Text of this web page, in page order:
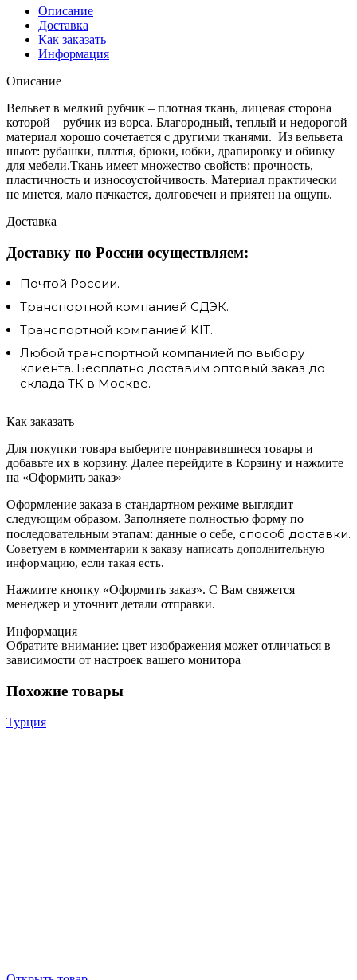
Описание
Доставка
Как заказать
Информация
Описание
Вельвет в мелкий рубчик – плотная ткань, лицевая сторона
которой – рубчик из ворса. Благородный, теплый и недорогой
материал хорошо сочетается с другими тканями. Из вельвета
шьют: рубашки, платья, брюки, юбки, драпировку и обивку
для мебели.Ткань имеет множество свойств: прочность,
пластичность и износоустойчивость. Материал практически
не мнется, мало пачкается, долговечен и приятен на ощупь.
Доставка
Доставку по России осуществляем:
Почтой России.
Транспортной компанией СДЭК.
Транспортной компанией KIT.
Любой транспортной компанией по выбору
клиента. Бесплатно доставим оптовый заказ до
склада ТК в Москве.
Как заказать
Для покупки товара выберите понравившиеся товары и
добавьте их в корзину. Далее перейдите в Корзину и нажмите
на «Оформить заказ»
Оформление заказа в стандартном режиме выглядит
следующим образом. Заполняете полностью форму по
последовательным этапам: данные о себе, способ доставки.
Советуем в комментарии к заказу написать дополнительную
информацию, если такая есть.
Нажмите кнопку «Оформить заказ». С Вам свяжется
менеджер и уточнит детали отправки.
Информация
Обратите внимание: цвет изображения может отличаться в
зависимости от настроек вашего монитора
Похожие товары
Турция